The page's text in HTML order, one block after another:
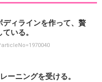
ィラインを作って、贅
いる。
ーニングを受ける。